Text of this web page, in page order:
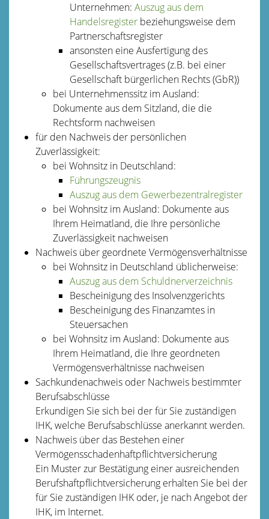
Unternehmen:Auszug aus dem
Handelsregister beziehungsweise dem
Partnerschaftsregister
ansonsten eine Ausfertigung des
Gesellschaftsvertrages (z.B. bei einer
Gesellschaft bürgerlichen Rechts (GbR))
bei Unternehmenssitz im Ausland:
Dokumente aus dem Sitzland, die die
Rechtsform nachweisen
für den Nachweis der persönlichen
Zuverlässigkeit:
bei Wohnsitz in Deutschland:
Führungszeugnis
Auszug aus dem Gewerbezentralregister
bei Wohnsitz im Ausland: Dokumente aus
Ihrem Heimatland, die Ihre persönliche
Zuverlässigkeit nachweisen
Nachweis über geordnete Vermögensverhältnisse
bei Wohnsitz in Deutschland üblicherweise:
Auszug aus dem Schuldnerverzeichnis
Bescheinigung des Insolvenzgerichts
Bescheinigung des Finanzamtes in
Steuersachen
bei Wohnsitz im Ausland: Dokumente aus
Ihrem Heimatland, die Ihre geordneten
Vermögensverhältnisse nachweisen
Sachkundenachweis oder Nachweis bestimmter
Berufsabschlüsse
Erkundigen Sie sich bei der für Sie zuständigen
IHK, welche Berufsabschlüsse anerkannt werden.
Nachweis über das Bestehen einer
Vermögensschadenhaftpflichtversicherung
Ein Muster zur Bestätigung einer ausreichenden
Berufshaftpflichtversicherung erhalten Sie bei der
für Sie zuständigen IHK oder, je nach Angebot der
IHK, im Internet.